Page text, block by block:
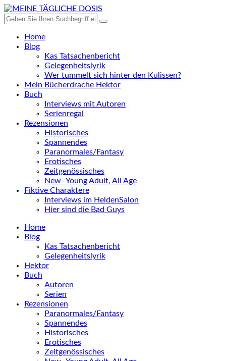
Home
Blog
Kas Tatsachenbericht
Gelegenheitslyrik
Wer tummelt sich hinter den Kulissen?
Mein Bücherdrache Hektor
Buch
Interviews mit Autoren
Serienregal
Rezensionen
Historisches
Spannendes
Paranormales/Fantasy
Erotisches
Zeitgenössisches
New- Young Adult, All Age
Fiktive Charaktere
Interviews im HeldenSalon
Hier sind die Bad Guys
Home
Blog
Kas Tatsachenbericht
Gelegenheitslyrik
Hektor
Buch
Autoren
Serien
Rezensionen
Paranormales/Fantasy
Spannendes
Historisches
Erotisches
Zeitgenössisches